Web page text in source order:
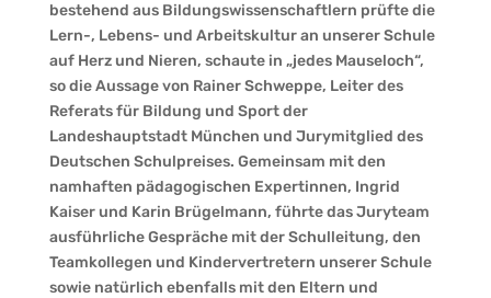
bestehend aus Bildungswissenschaftlern prüfte die
Lern-, Lebens- und Arbeitskultur an unserer Schule
auf Herz und Nieren, schaute in „jedes Mauseloch“,
so die Aussage von Rainer Schweppe, Leiter des
Referats für Bildung und Sport der
Landeshauptstadt München und Jurymitglied des
Deutschen Schulpreises. Gemeinsam mit den
namhaften pädagogischen Expertinnen, Ingrid
Kaiser und Karin Brügelmann, führte das Juryteam
ausführliche Gespräche mit der Schulleitung, den
Teamkollegen und Kindervertretern unserer Schule
sowie natürlich ebenfalls mit den Eltern und